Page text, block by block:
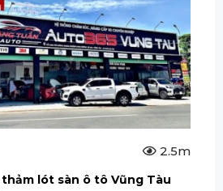
2.5m
lót sàn ô tô Vũng Tàu